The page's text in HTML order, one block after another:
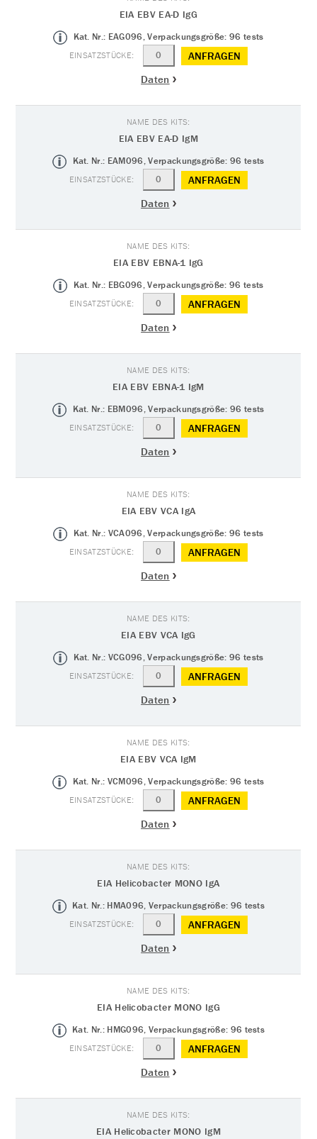
EIA EBV EA-D IgG
Kat. Nr.: EAG096, Verpackungsgröße: 96 tests
ANFRAGEN
Daten
EIA EBV EA-D IgM
Kat. Nr.: EAM096, Verpackungsgröße: 96 tests
ANFRAGEN
Daten
EIA EBV EBNA-1 IgG
Kat. Nr.: EBG096, Verpackungsgröße: 96 tests
ANFRAGEN
Daten
EIA EBV EBNA-1 IgM
Kat. Nr.: EBM096, Verpackungsgröße: 96 tests
ANFRAGEN
Daten
EIA EBV VCA IgA
Kat. Nr.: VCA096, Verpackungsgröße: 96 tests
ANFRAGEN
Daten
EIA EBV VCA IgG
Kat. Nr.: VCG096, Verpackungsgröße: 96 tests
ANFRAGEN
Daten
EIA EBV VCA IgM
Kat. Nr.: VCM096, Verpackungsgröße: 96 tests
ANFRAGEN
Daten
EIA Helicobacter MONO IgA
Kat. Nr.: HMA096, Verpackungsgröße: 96 tests
ANFRAGEN
Daten
EIA Helicobacter MONO IgG
Kat. Nr.: HMG096, Verpackungsgröße: 96 tests
ANFRAGEN
Daten
EIA Helicobacter MONO IgM